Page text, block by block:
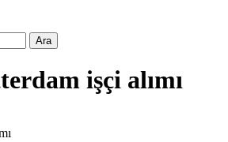
işçi alımı